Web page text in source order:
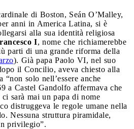
di Boston, Seán O’Malley,
anni in America Latina, si è
alla sua identità religiosa
I, nome che richiamerebbe
parti di una grande riforma della
). Già papa Paolo VI, nel suo
il Concilio, aveva chiesto alla
solo nell’essere anche
a Castel Gandolfo affermava che
sarà mai un papa di nome
distruggeva le regole umane nella
Nessuna struttura piramidale,
privilegio”.